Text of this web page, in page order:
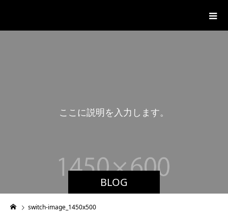
BLOG
こ こ に説明を 入 力 し ます。
switch-image_1450x500